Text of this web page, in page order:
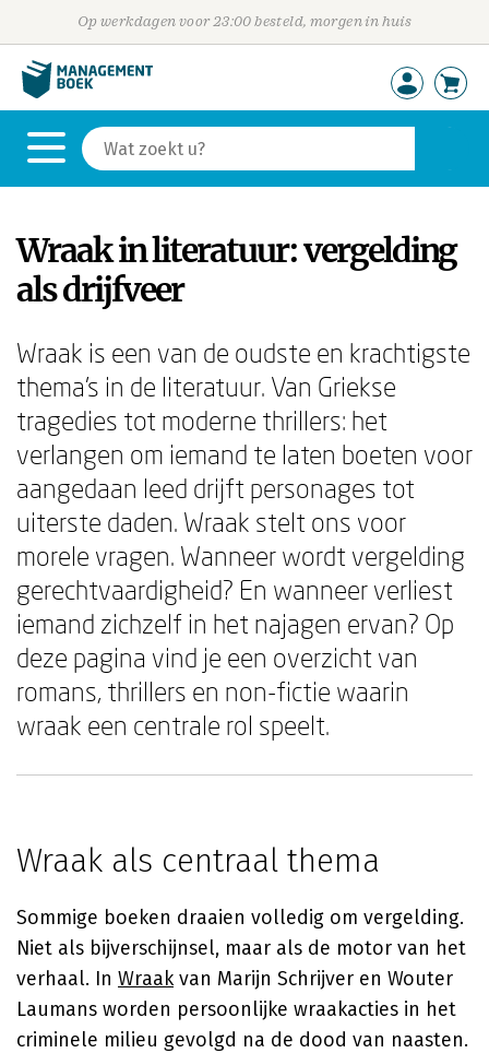
Op werkdagen voor 23:00 besteld, morgen in huis
Wraak in literatuur: vergelding
als drijfveer
Wraak is een van de oudste en krachtigste
thema's in de literatuur. Van Griekse
tragedies tot moderne thrillers: het
verlangen om iemand te laten boeten voor
aangedaan leed drijft personages tot
uiterste daden. Wraak stelt ons voor
morele vragen. Wanneer wordt vergelding
gerechtvaardigheid? En wanneer verliest
iemand zichzelf in het najagen ervan? Op
deze pagina vind je een overzicht van
romans, thrillers en non-fictie waarin
wraak een centrale rol speelt.
Wraak als centraal thema
Sommige boeken draaien volledig om vergelding.
Niet als bijverschijnsel, maar als de motor van het
verhaal. In Wraakvan Marijn Schrijver en Wouter
Laumans worden persoonlijke wraakacties in het
criminele milieu gevolgd na de dood van naasten.